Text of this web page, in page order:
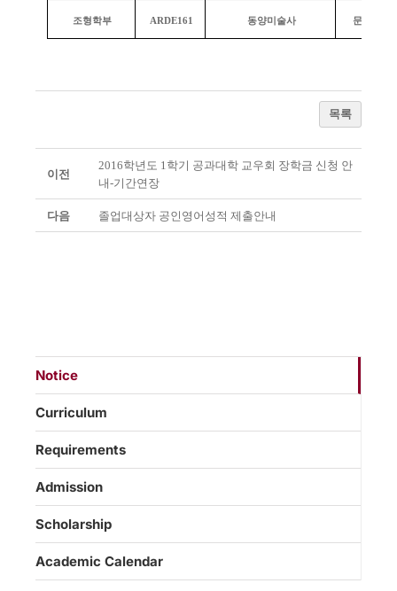
조형학부 ARDE161 동양미술사 문학과 예
목록
이전
2016학년도 1학기 공과대학 교우회 장학금 신청 안
내-기간연장
다음 졸업대상자 공인영어성적 제출안내
Notice
Curriculum
Requirements
Admission
Scholarship
Academic Calendar